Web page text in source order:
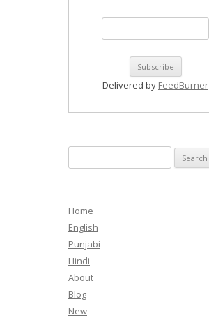
Delivered by FeedBurner
for:
Home
English
Punjabi
Hindi
About
Blog
New